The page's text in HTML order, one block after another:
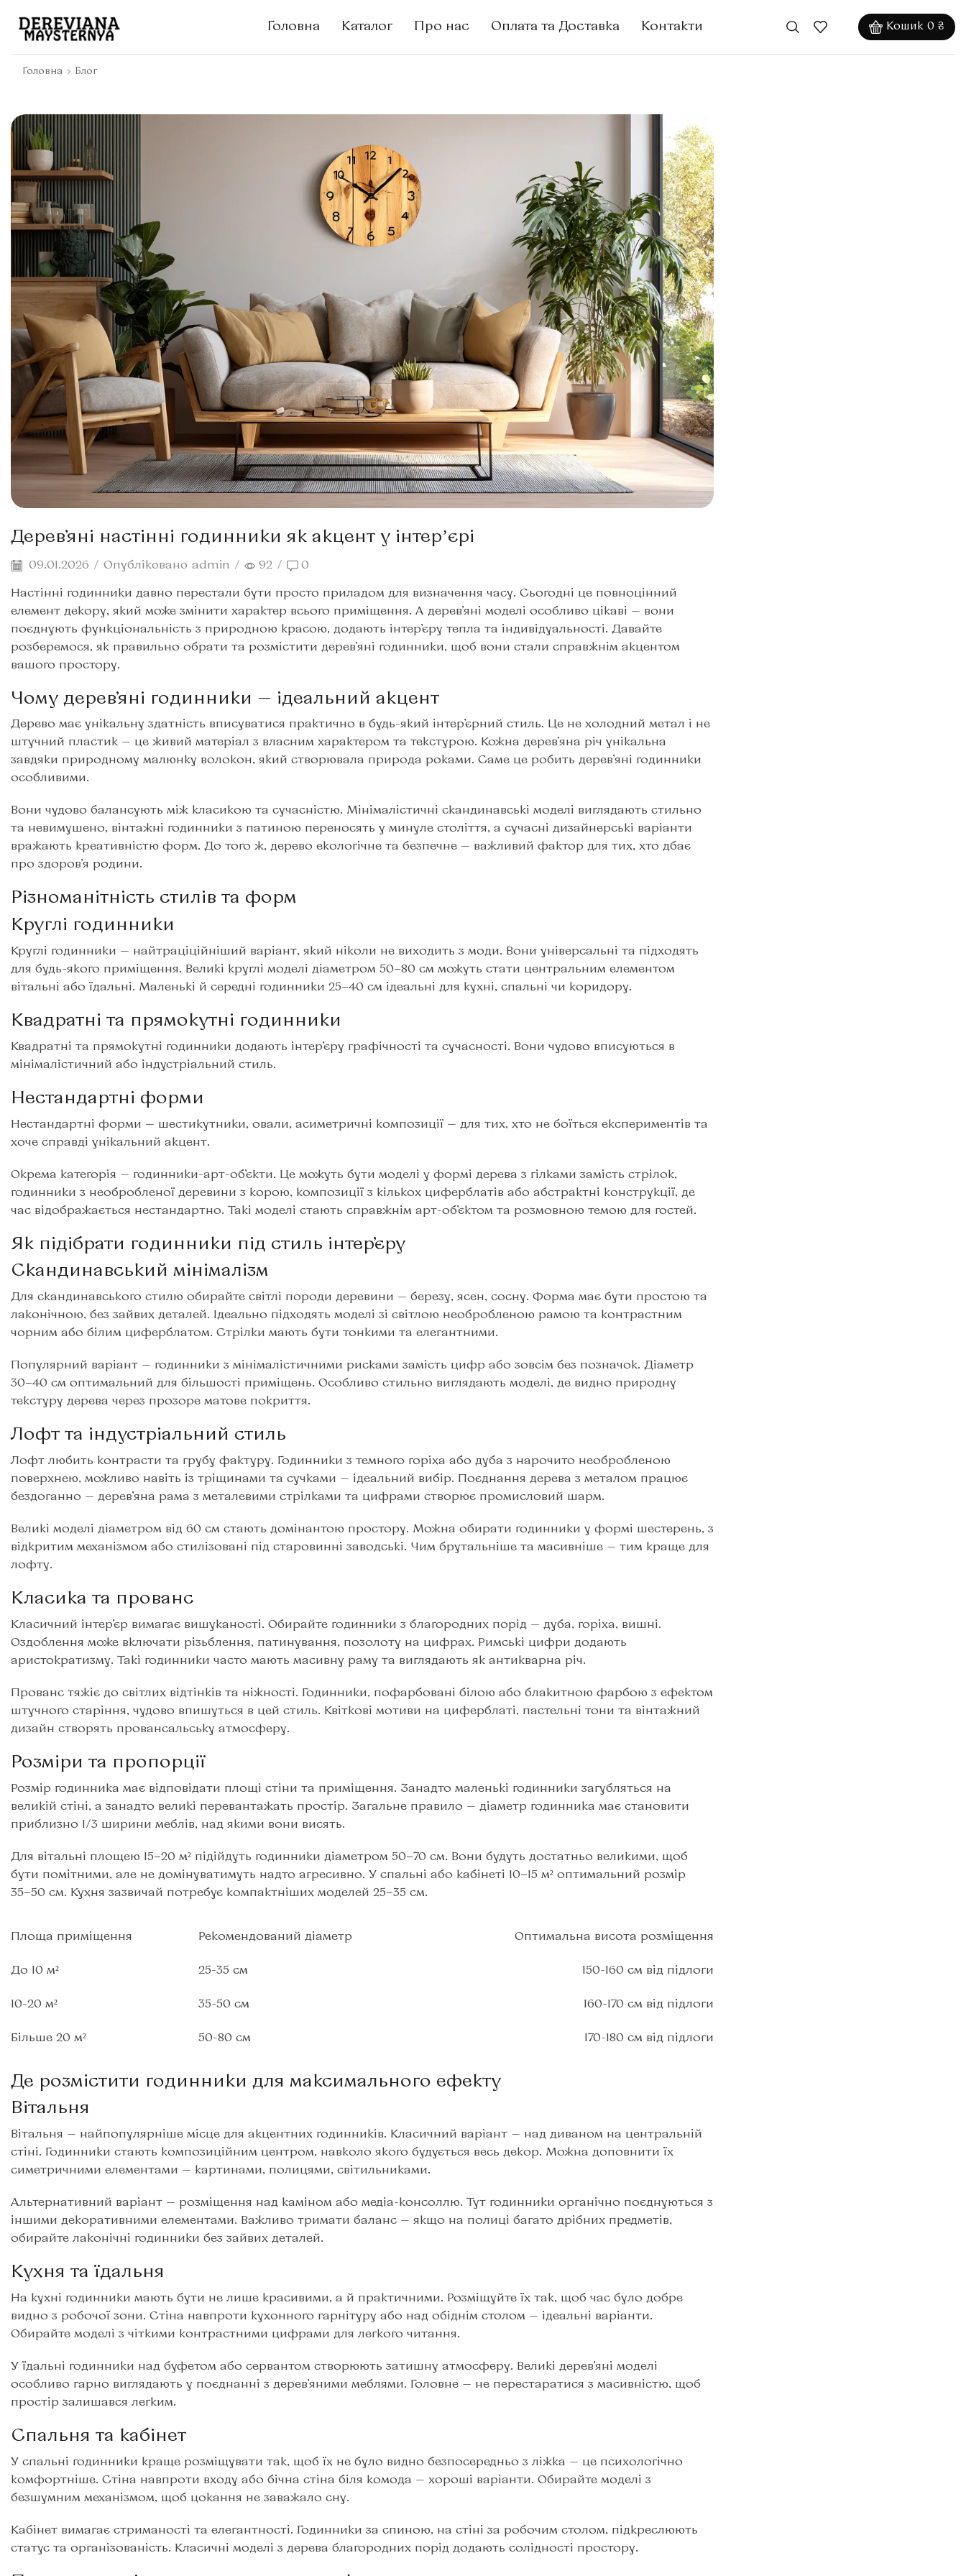
Головна Каталог Про нас Оплата та Доставка Контакти Кошик 0 ₴
Головна Блог
Дерев’яні настінні годинники як акцент у інтерʼєрі
09.01.2026 / Опубліковано admin / 92 / 0
Настінні годинники давно перестали бути просто приладом для визначення часу. Сьогодні це повноцінний
елемент декору, який може змінити характер всього приміщення. А дерев’яні моделі особливо цікаві — вони
поєднують функціональність з природною красою, додають інтер’єру тепла та індивідуальності. Давайте
розберемося, як правильно обрати та розмістити дерев’яні годинники, щоб вони стали справжнім акцентом
вашого простору.
Чому дерев’яні годинники — ідеальний акцент
Дерево має унікальну здатність вписуватися практично в будь-який інтер’єрний стиль. Це не холодний метал і не
штучний пластик — це живий матеріал з власним характером та текстурою. Кожна дерев’яна річ унікальна
завдяки природному малюнку волокон, який створювала природа роками. Саме це робить дерев’яні годинники
особливими.
Вони чудово балансують між класикою та сучасністю. Мінімалістичні скандинавські моделі виглядають стильно
та невимушено, вінтажні годинники з патиною переносять у минуле століття, а сучасні дизайнерські варіанти
вражають креативністю форм. До того ж, дерево екологічне та безпечне — важливий фактор для тих, хто дбає
про здоров’я родини.
Різноманітність стилів та форм
Круглі годинники
Круглі годинники — найтраціційніший варіант, який ніколи не виходить з моди. Вони універсальні та підходять
для будь-якого приміщення. Великі круглі моделі діаметром 50−80 см можуть стати центральним елементом
вітальні або їдальні. Маленькі й середні годинники 25−40 см ідеальні для кухні, спальні чи коридору.
Квадратні та прямокутні годинники
Квадратні та прямокутні годинники додають інтер’єру графічності та сучасності. Вони чудово вписуються в
мінімалістичний або індустріальний стиль.
Нестандартні форми
Нестандартні форми — шестикутники, овали, асиметричні композиції — для тих, хто не боїться експериментів та
хоче справді унікальний акцент.
Окрема категорія — годинники-арт-об’єкти. Це можуть бути моделі у формі дерева з гілками замість стрілок,
годинники з необробленої деревини з корою, композиції з кількох циферблатів або абстрактні конструкції, де
час відображається нестандартно. Такі моделі стають справжнім арт-об’єктом та розмовною темою для гостей.
Як підібрати годинники під стиль інтер’єру
Скандинавський мінімалізм
Для скандинавського стилю обирайте світлі породи деревини — березу, ясен, сосну. Форма має бути простою та
лаконічною, без зайвих деталей. Ідеально підходять моделі зі світлою необробленою рамою та контрастним
чорним або білим циферблатом. Стрілки мають бути тонкими та елегантними.
Популярний варіант — годинники з мінімалістичними рисками замість цифр або зовсім без позначок. Діаметр
30−40 см оптимальний для більшості приміщень. Особливо стильно виглядають моделі, де видно природну
текстуру дерева через прозоре матове покриття.
Лофт та індустріальний стиль
Лофт любить контрасти та грубу фактуру. Годинники з темного горіха або дуба з нарочито необробленою
поверхнею, можливо навіть із тріщинами та сучками — ідеальний вибір. Поєднання дерева з металом працює
бездоганно — дерев’яна рама з металевими стрілками та цифрами створює промисловий шарм.
Великі моделі діаметром від 60 см стають домінантою простору. Можна обирати годинники у формі шестерень, з
відкритим механізмом або стилізовані під старовинні заводські. Чим брутальніше та масивніше — тим краще для
лофту.
Класика та прованс
Класичний інтер’єр вимагає вишуканості. Обирайте годинники з благородних порід — дуба, горіха, вишні.
Оздоблення може включати різьблення, патинування, позолоту на цифрах. Римські цифри додають
аристократизму. Такі годинники часто мають масивну раму та виглядають як антикварна річ.
Прованс тяжіє до світлих відтінків та ніжності. Годинники, пофарбовані білою або блакитною фарбою з ефектом
штучного старіння, чудово впишуться в цей стиль. Квіткові мотиви на циферблаті, пастельні тони та вінтажний
дизайн створять провансальську атмосферу.
Розміри та пропорції
Розмір годинника має відповідати площі стіни та приміщення. Занадто маленькі годинники загубляться на
великій стіні, а занадто великі перевантажать простір. Загальне правило — діаметр годинника має становити
приблизно 1/3 ширини меблів, над якими вони висять.
Для вітальні площею 15−20 м² підійдуть годинники діаметром 50−70 см. Вони будуть достатньо великими, щоб
бути помітними, але не домінуватимуть надто агресивно. У спальні або кабінеті 10−15 м² оптимальний розмір
35−50 см. Кухня зазвичай потребує компактніших моделей 25−35 см.
Площа приміщення Рекомендований діаметр Оптимальна висота розміщення
До 10 м² 25-35 см 150-160 см від підлоги
10-20 м² 35-50 см 160-170 см від підлоги
Більше 20 м² 50-80 см 170-180 см від підлоги
Де розмістити годинники для максимального ефекту
Вітальня
Вітальня — найпопулярніше місце для акцентних годинників. Класичний варіант — над диваном на центральній
стіні. Годинники стають композиційним центром, навколо якого будується весь декор. Можна доповнити їх
симетричними елементами — картинами, полицями, світильниками.
Альтернативний варіант — розміщення над каміном або медіа-консоллю. Тут годинники органічно поєднуються з
іншими декоративними елементами. Важливо тримати баланс — якщо на полиці багато дрібних предметів,
обирайте лаконічні годинники без зайвих деталей.
Кухня та їдальня
На кухні годинники мають бути не лише красивими, а й практичними. Розміщуйте їх так, щоб час було добре
видно з робочої зони. Стіна навпроти кухонного гарнітуру або над обіднім столом — ідеальні варіанти.
Обирайте моделі з чіткими контрастними цифрами для легкого читання.
У їдальні годинники над буфетом або сервантом створюють затишну атмосферу. Великі дерев’яні моделі
особливо гарно виглядають у поєднанні з дерев’яними меблями. Головне — не перестаратися з масивністю, щоб
простір залишався легким.
Спальня та кабінет
У спальні годинники краще розміщувати так, щоб їх не було видно безпосередньо з ліжка — це психологічно
комфортніше. Стіна навпроти входу або бічна стіна біля комода — хороші варіанти. Обирайте моделі з
безшумним механізмом, щоб цокання не заважало сну.
Кабінет вимагає стриманості та елегантності. Годинники за спиною, на стіні за робочим столом, підкреслюють
статус та організованість. Класичні моделі з дерева благородних порід додають солідності простору.